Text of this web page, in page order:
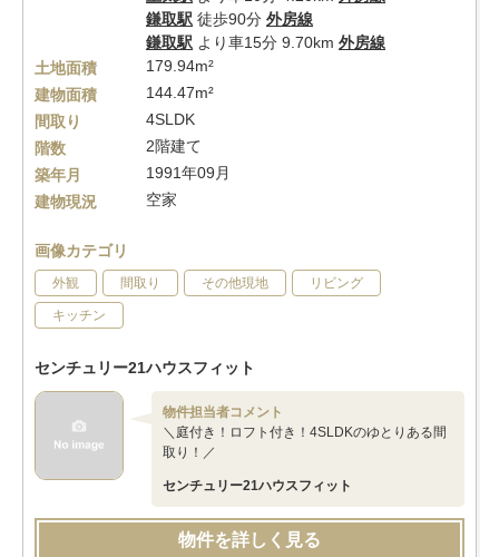
鎌取駅 徒歩90分 外房線
鎌取駅 より車15分 9.70km 外房線
土地面積
179.94m²
建物面積
144.47m²
間取り
4SLDK
階数
2階建て
築年月
1991年09月
建物現況
空家
画像カテゴリ
外観 間取り その他現地 リビング
キッチン
センチュリー21ハウスフィット
物件担当者コメント
＼庭付き！ロフト付き！4SLDKのゆとりある間
取り！／
センチュリー21ハウスフィット
物件を詳しく見る